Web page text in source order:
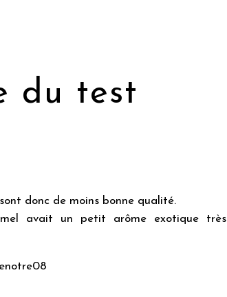
du test
donc de moins bonne qualité.
avait un petit arôme exotique très